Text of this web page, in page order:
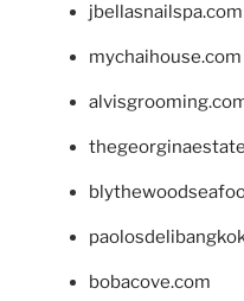
jbellasnailspa.com
mychaihouse.com
bobacove.com